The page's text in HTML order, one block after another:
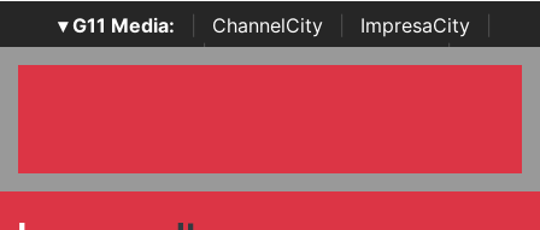
▾ G11 Media: ChannelCity ImpresaCity
SecurityOpenLab | Italian Channel Awards | Italian